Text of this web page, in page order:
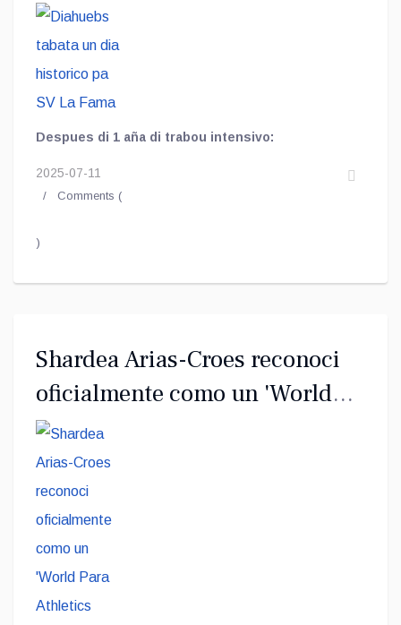
Despues di 1 aña di trabou intensivo:
2025-07-11
Comments (
)
Shardea Arias-Croes reconoci
oficialmente como un 'World
Para Athletics International
Classifier Trainee'